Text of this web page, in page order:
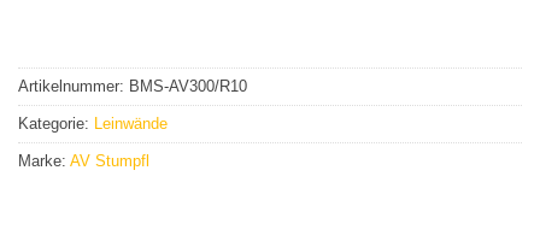
Artikelnummer: BMS-AV300/R10
Kategorie: Leinwände
Marke: AV Stumpfl